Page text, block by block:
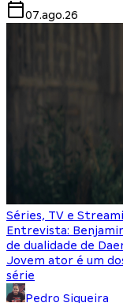
07.ago.26
Séries, TV e
Entrevista:
de dualidade de
Jovem ator é um
série
Pedro Siqueira